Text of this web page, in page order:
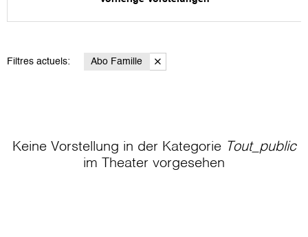
Filtres actuels: Abo Famille
Keine Vorstellung in der Kategorie Tout_public
im Theater vorgesehen